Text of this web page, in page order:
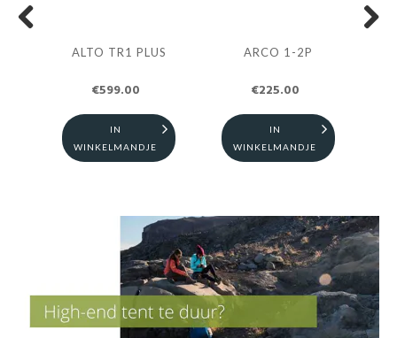
ALTO TR1 PLUS
€599.00
IN
WINKELMANDJE
ARCO 1-2P
€225.00
IN
WINKELMANDJE